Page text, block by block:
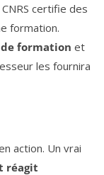
certifie des
formation.
formation et
les fournira
action. Un vrai
réagit